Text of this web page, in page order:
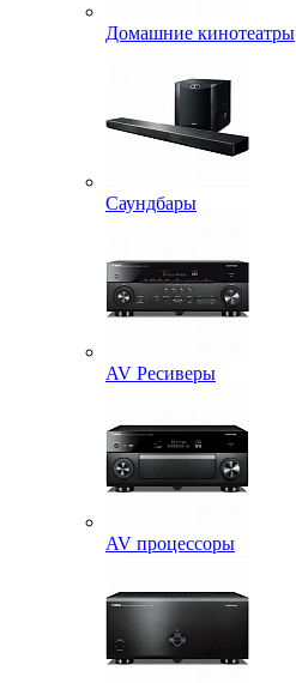
Домашние кинотеатры
Саундбары
AV Ресиверы
AV процессоры